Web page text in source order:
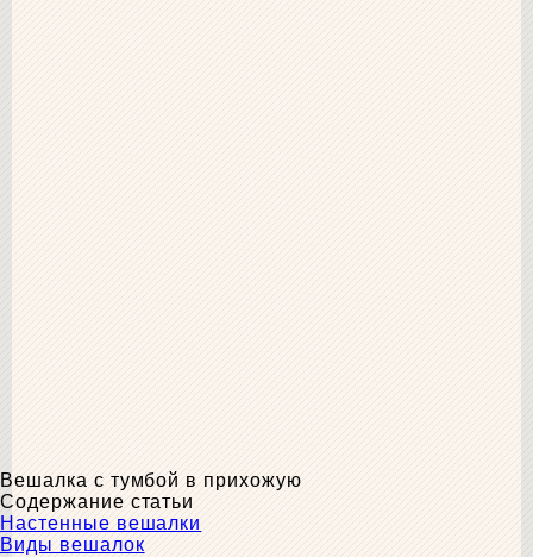
Вешалка с тумбой в прихожую
Содержание статьи
Настенные вешалки
Виды вешалок